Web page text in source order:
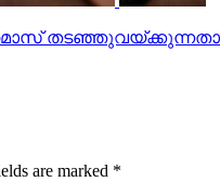
are marked *